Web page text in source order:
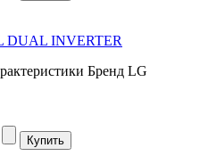
DUAL INVERTER
Бренд LG